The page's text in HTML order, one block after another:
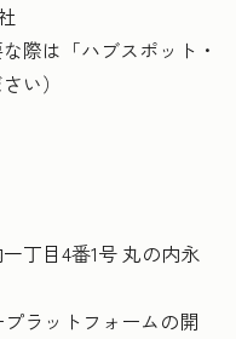
「ハブスポット・
い）
目4番1号 丸の内永
ラットフォームの開